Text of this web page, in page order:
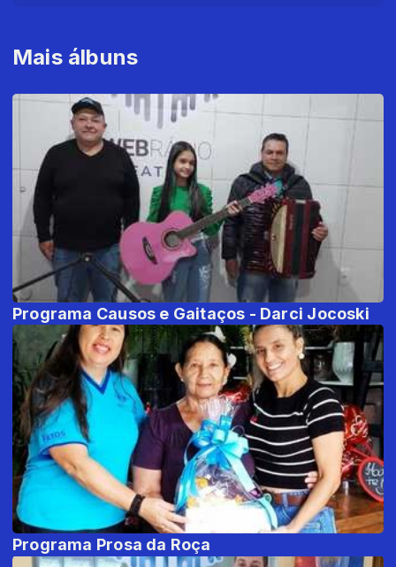
Mais álbuns
Programa Causos e Gaitaços - Darci Jocoski
Programa Prosa da Roça